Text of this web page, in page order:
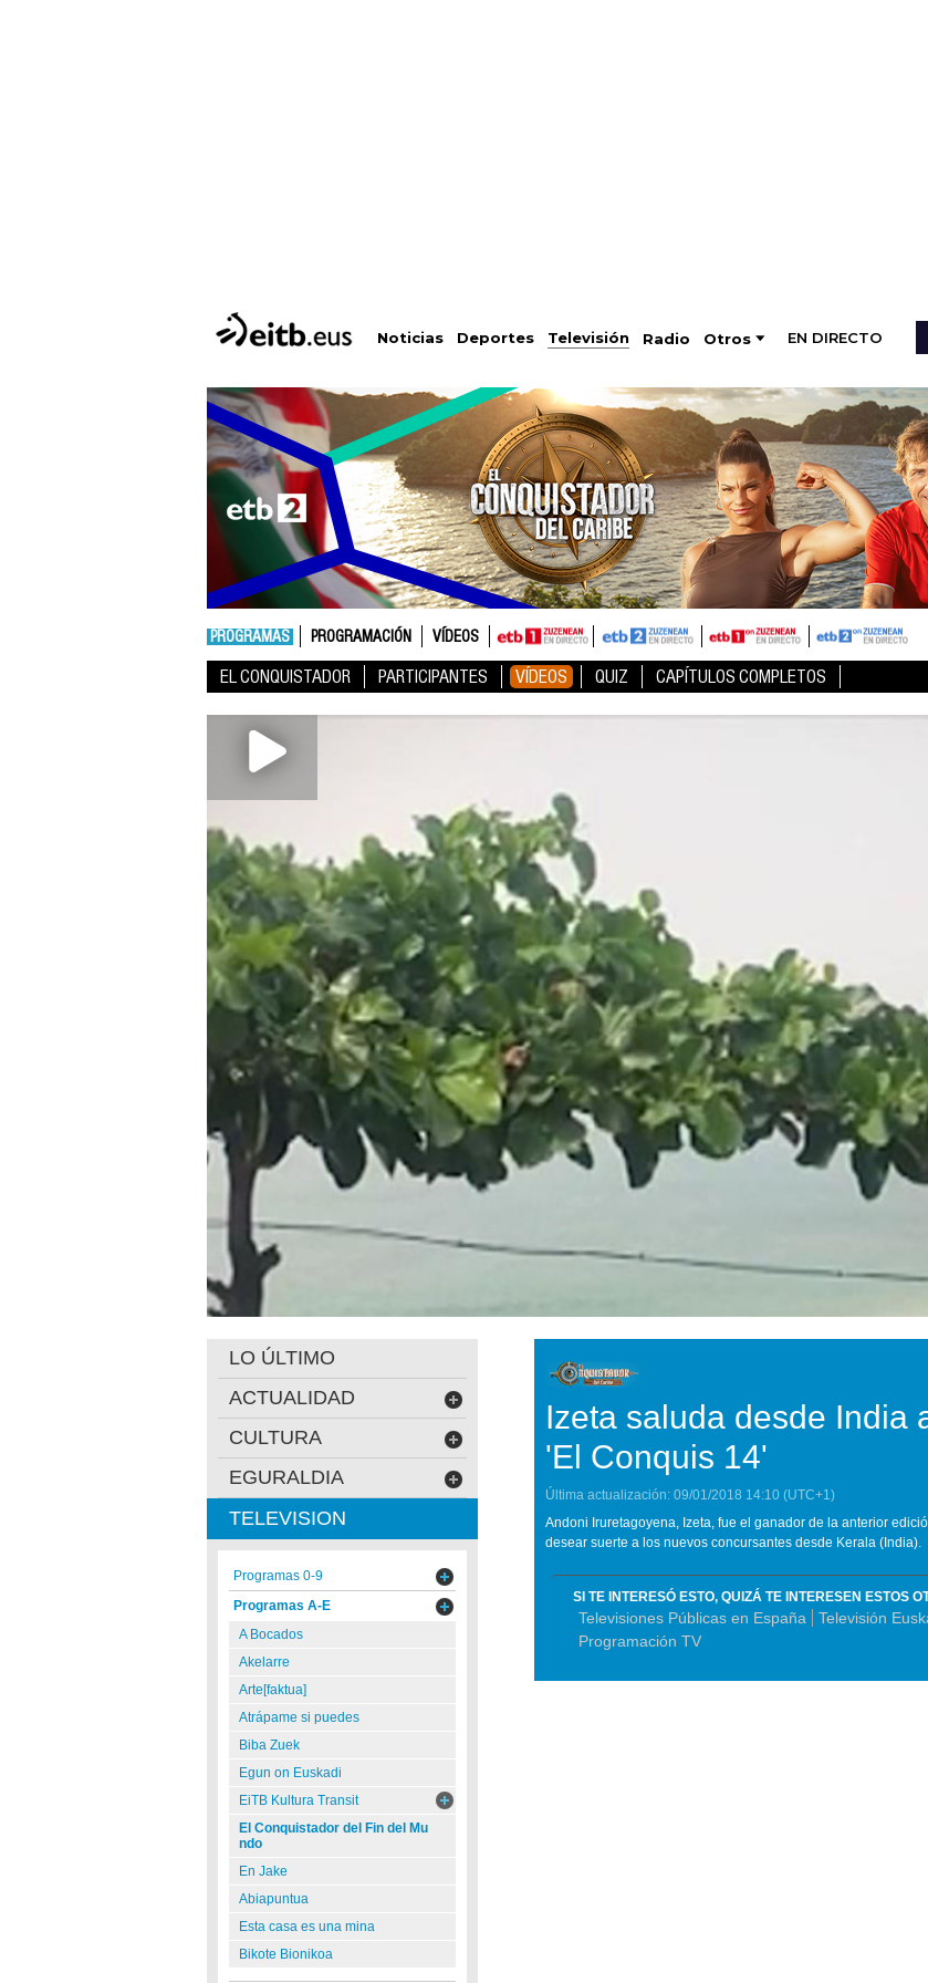
Noticias Deportes Televisión Radio Otros EN DIRECTO
PROGRAMAS PROGRAMACIÓN VÍDEOS
EL CONQUISTADOR PARTICIPANTES VÍDEOS QUIZ CAPÍTULOS COMPLETOS
Izeta saluda desde India
'El Conquis 14'
Última actualización: 09/01/2018 14:10 (UTC+1)
Andoni Iruretagoyena, Izeta, fue el ganador de la anterior
desear suerte a los nuevos concursantes desde Kerala (India).
SI TE INTERESÓ ESTO, QUIZÁ TE INTERESEN ESTOS
Televisiones Públicas en España Televisión
Programación TV
LO ÚLTIMO
ACTUALIDAD
CULTURA
EGURALDIA
TELEVISION
Programas 0-9
Programas A-E
A Bocados
Akelarre
Arte[faktua]
Atrápame si puedes
Biba Zuek
Egun on Euskadi
EiTB Kultura Transit
El Conquistador del Fin del Mu
ndo
En Jake
Abiapuntua
Esta casa es una mina
Bikote Bionikoa